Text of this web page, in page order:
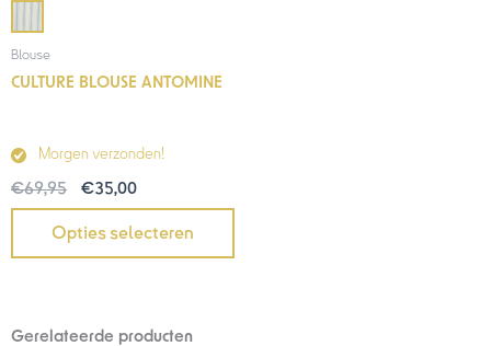
Blouse
CULTURE BLOUSE ANTOMINE
Morgen verzonden!
€69,95 €35,00
Opties selecteren
Gerelateerde producten